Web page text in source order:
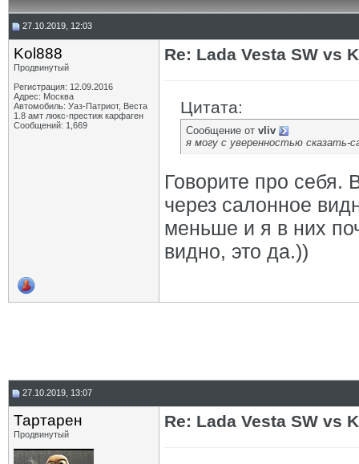
27.10.2019, 12:03
Kol888
Продвинутый
Регистрация: 12.09.2016
Адрес: Москва
Автомобиль: Уаз-Патриот, Веста
1.8 амт люкс-престиж карфаген
Сообщений: 1,669
Re: Lada Vesta SW vs
Цитата:
Сообщение от vliv
я могу с уверенностью сказать-
Говорите про себя.
через салонное
меньше и я в них
видно, это да.))
27.10.2019, 13:07
Тартарен
Продвинутый
Re: Lada Vesta SW vs